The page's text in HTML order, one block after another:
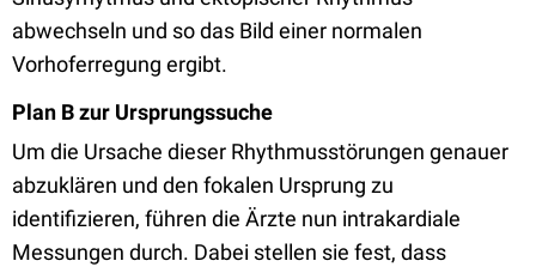
abwechseln und so das Bild einer normalen
Vorhoferregung ergibt.
Plan B zur Ursprungssuche
Um die Ursache dieser Rhythmusstörungen genauer
abzuklären und den fokalen Ursprung zu
identifizieren, führen die Ärzte nun intrakardiale
Messungen durch. Dabei stellen sie fest, dass